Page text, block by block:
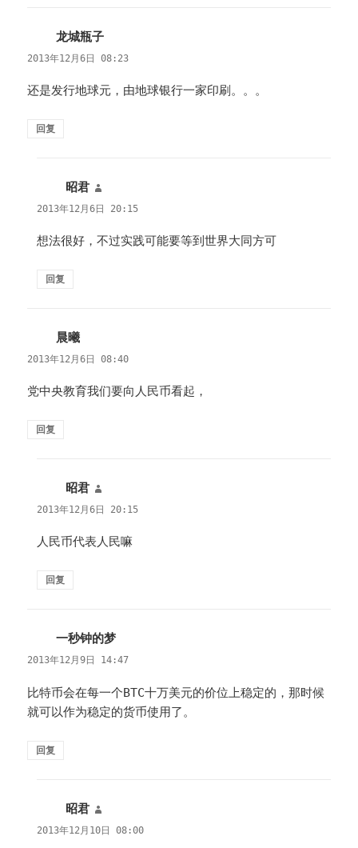
龙城瓶子
道：
2013年12月6日 08:23
还是发行地球元，由地球银行一家印刷。。。
回复
昭君
道：
2013年12月6日 20:15
想法很好，不过实践可能要等到世界大同方可
回复
晨曦
道：
2013年12月6日 08:40
党中央教育我们要向人民币看起，
回复
昭君
道：
2013年12月6日 20:15
人民币代表人民嘛
回复
一秒钟的梦
道：
2013年12月9日 14:47
比特币会在每一个BTC十万美元的价位上稳定的，那时候
就可以作为稳定的货币使用了。
回复
昭君
道：
2013年12月10日 08:00